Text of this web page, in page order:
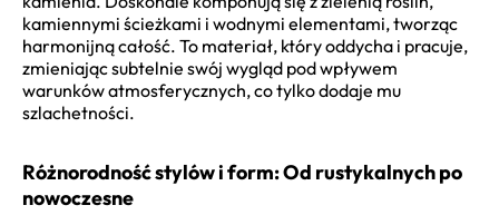
kamiennymi ścieżkami i wodnymi elementami, tworząc
harmonijną całość. To materiał, który oddycha i pracuje,
zmieniając subtelnie swój wygląd pod wpływem
warunków atmosferycznych, co tylko dodaje mu
szlachetności.
Różnorodność stylów i form: Od rustykalnych po
nowoczesne